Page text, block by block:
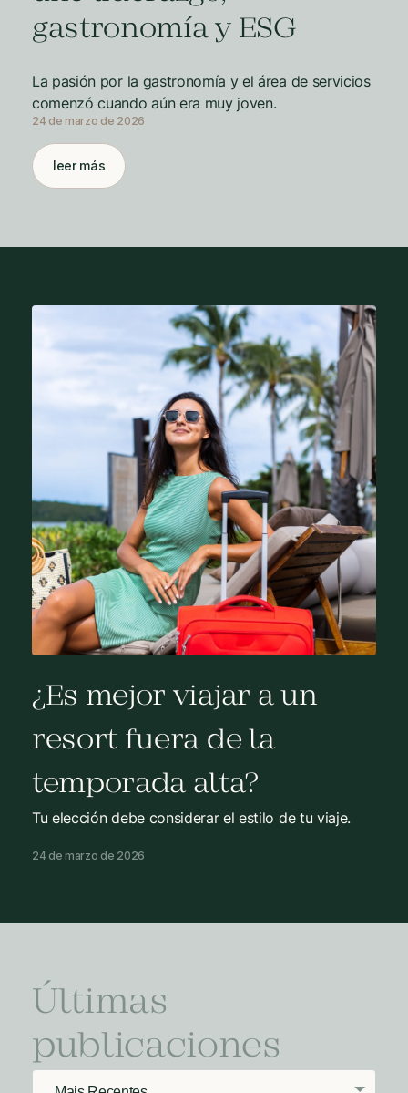
gastronomía y ESG
La pasión por la gastronomía y el área de servicios
comenzó cuando aún era muy joven.
24 de marzo de 2026
leer más
¿Es mejor viajar a un
resort fuera de la
temporada alta?
Tu elección debe considerar el estilo de tu viaje.
24 de marzo de 2026
Últimas
publicaciones